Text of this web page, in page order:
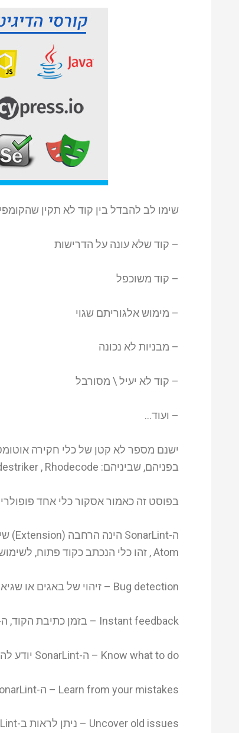
שימו לב להבדל בין קוד לא תקין
– קוד שלא עונה על הדרישות
– קוד משוכפל
– מימוש אלגוריתם שגוי
– מבניות לא נכונה
– קוד לא יעיל \ מסורבל
– ועוד…
בפניהם, שביניהם: Collaborator , Gerrit , Codebrag , Codestriker , Rhodecode ועוד…
בפוסט זה כאמור אסקור כלי אחד
Atom , זהו כלי הנכתב כקוד פתוח, לשימוש חופשי לכל מפתח והוא כולל בתוכו כמה פיצ'רים:
Bug detection – זיהוי של באגים או שגיאות בקוד שלכם (כפי שנרשם למעלה)
Instant feedback – בזמן כתיבת הקוד, ה-SonarLink כבר מתריע בפני בעיות, הכי מוקדם שיש
Know what to do – ה-SonarLint יודע להצביע בדיוק על הבעיה שלכם בקוד וכן להציע פתרונות חלופיים
Learn from your mistakes – ה-SonarLint כולל בתוכו מאגר עשיר של דוקומנטציה לבעיות שונות
Uncover old issues – ניתן לראות ב-SonarLint באגים \ בעיות שונות שקרו בעבר